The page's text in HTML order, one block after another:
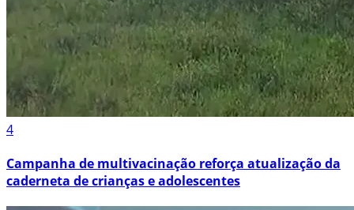
4
Campanha de multivacinação reforça atualização da
caderneta de crianças e adolescentes